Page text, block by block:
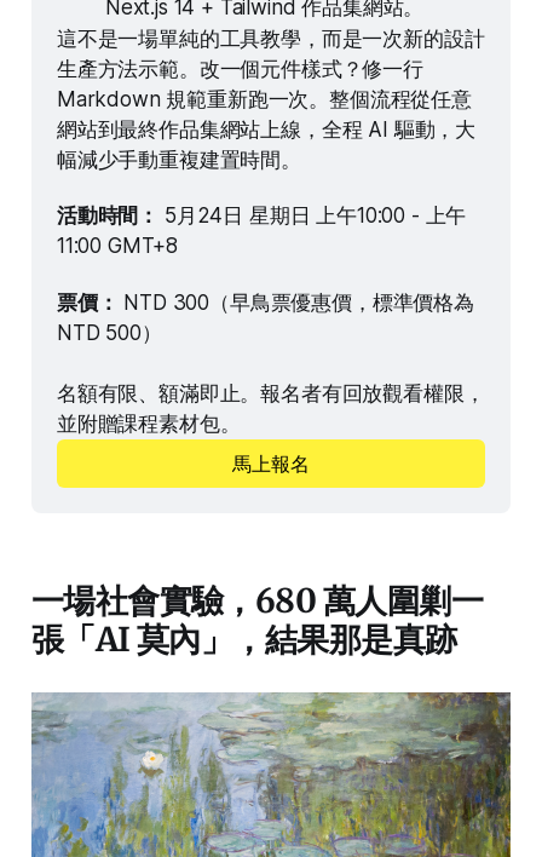
Next.js 14 + Tailwind 作品集網站。
這不是一場單純的工具教學，而是一次新的設計
生產方法示範。改一個元件樣式？修一行
Markdown 規範重新跑一次。整個流程從任意
網站到最終作品集網站上線，全程 AI 驅動，大
幅減少手動重複建置時間。
活動時間： 5月24日 星期日 上午10:00 - 上午
11:00 GMT+8
票價： NTD 300（早鳥票優惠價，標準價格為
NTD 500）
名額有限、額滿即止。報名者有回放觀看權限，
並附贈課程素材包。
馬上報名
一場社會實驗，680 萬人圍剿一
張「AI 莫內」，結果那是真跡